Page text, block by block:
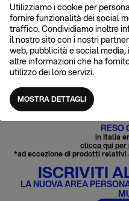
Utilizziamo i cookie per
fornire funzionalità dei social
traffico. Condividiamo inoltre
il nostro sito con i nostri
web, pubblicità e social
altre informazioni che ha
utilizzo dei loro servizi.
MOSTRA DETTAGLI
Cerchi una risposta?
Se la risposta non è nelle
ACQUISTA
RESO
in Italia
clicca qui per
*ad eccezione di prodotti
ISCRIVITI
LA NUOVA AREA